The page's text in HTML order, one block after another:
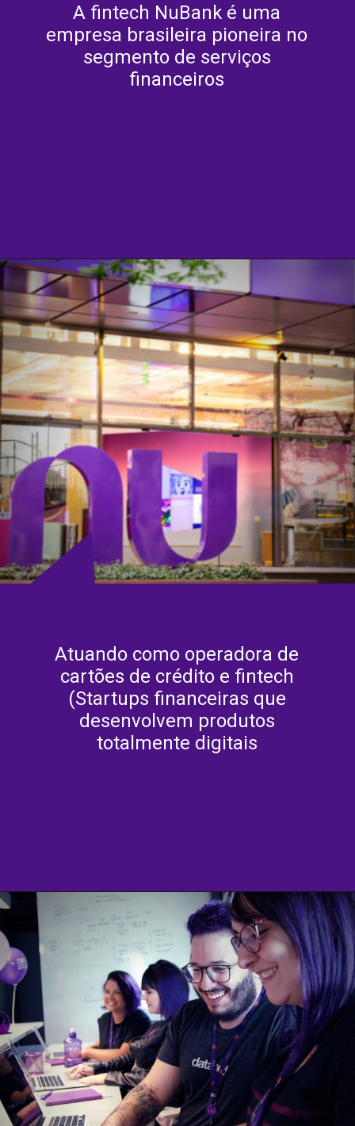
A fintech NuBank é uma
empresa brasileira pioneira no
segmento de serviços
financeiros
Atuando como operadora de
cartões de crédito e fintech
(Startups financeiras que
desenvolvem produtos
totalmente digitais